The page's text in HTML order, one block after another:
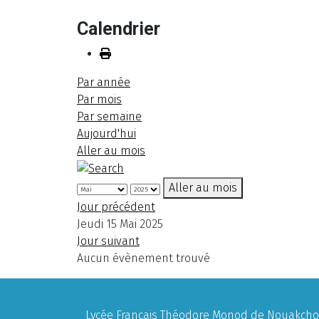
Calendrier
Par année
Par mois
Par semaine
Aujourd'hui
Aller au mois
Aller au mois
Jour précédent
Jeudi 15 Mai 2025
Jour suivant
Aucun évènement trouvé
Lycée Français Théodore Monod de